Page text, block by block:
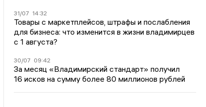
31/07 14:32
Товары с маркетплейсов, штрафы и послабления
для бизнеса: что изменится в жизни владимирцев
с 1 августа?
30/07 09:42
За месяц «Владимирский стандарт» получил
16 исков на сумму более 80 миллионов рублей